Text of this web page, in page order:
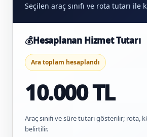
Seçilen araç sınıfı ve rota tutarı
💰Hesaplanan Hizmet Tutarı
Ara toplam hesaplandı
10.000 TL
Araç sınıfı ve süre tutarı gösterilir;
belirtilir.